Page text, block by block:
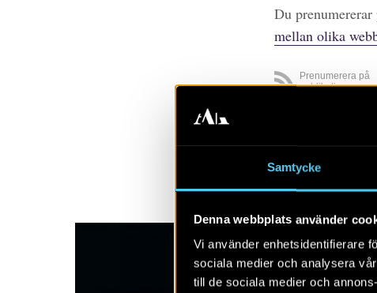
Samtycke
Denna webbplats använder
Vi använder enhetsidentifierare
sociala medier och analysera
till de sociala medier och
Du
mellan olika
Prenumerera på
publikationer